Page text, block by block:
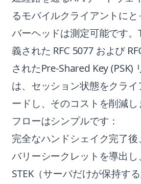
るモバイルクライアントに
バーヘッドは測定可能です。
義された RFC 5077および
されたPre-Shared Key (PSK)
は、セッション状態をクラ
ードし、そのコストを削減し
フローはシンプルです：
完全なハンドシェイク完了
バリーシークレットを導出し
STEK（サーバだけが保持す